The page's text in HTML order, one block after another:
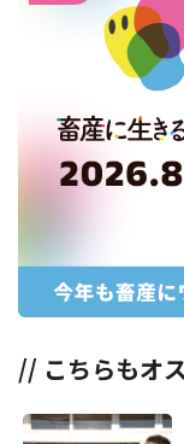
// こちらもオ